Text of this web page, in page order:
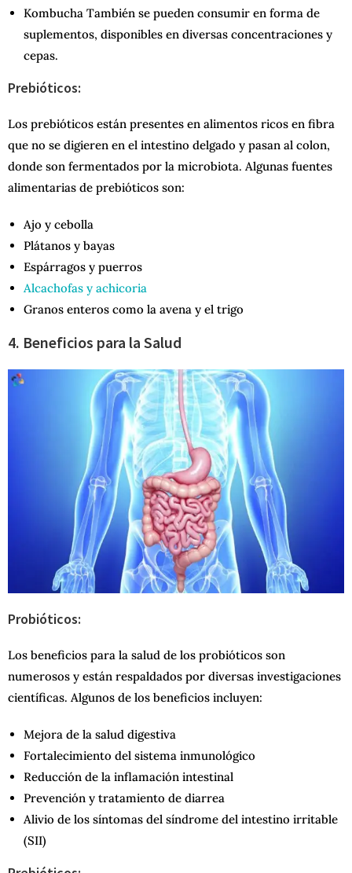
Kombucha También se pueden consumir en forma de
suplementos, disponibles en diversas concentraciones y
cepas.
Prebióticos:
Los prebióticos están presentes en alimentos ricos en fibra
que no se digieren en el intestino delgado y pasan al colon,
donde son fermentados por la microbiota. Algunas fuentes
alimentarias de prebióticos son:
Ajo y cebolla
Plátanos y bayas
Espárragos y puerros
Alcachofas y achicoria
Granos enteros como la avena y el trigo
4. Beneficios para la Salud
Probióticos:
Los beneficios para la salud de los probióticos son
numerosos y están respaldados por diversas investigaciones
científicas. Algunos de los beneficios incluyen:
Mejora de la salud digestiva
Fortalecimiento del sistema inmunológico
Reducción de la inflamación intestinal
Prevención y tratamiento de diarrea
Alivio de los síntomas del síndrome del intestino irritable
(SII)